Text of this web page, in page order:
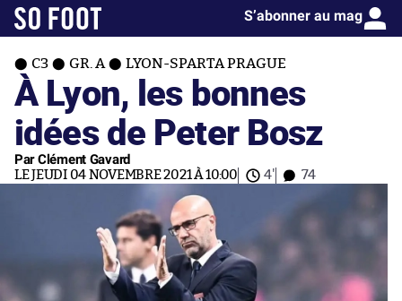
S’abonner au mag
C3 GR. A LYON-SPARTA PRAGUE
À Lyon, les bonnes
idées de Peter Bosz
Par Clément Gavard
LE JEUDI 04 NOVEMBRE 2021 À 10:00 4' 74